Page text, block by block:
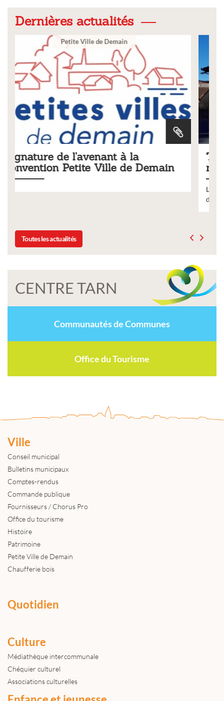
Dernières actualités
Tarifs 2026 des services
municipaux
délibération du conseil municipal du 19 décembre
Toutes les actualités
CENTRE TARN
Communautés de Communes
Office du Tourisme
Ville
Conseil municipal
Bulletins municipaux
Comptes-rendus
Commande publique
Fournisseurs / Chorus Pro
Office du tourisme
Histoire
Patrimoine
Petite Ville de Demain
Chaufferie bois
Quotidien
Culture
Médiathèque intercommunale
Chéquier culturel
Associations culturelles